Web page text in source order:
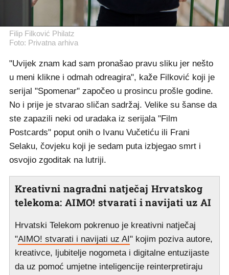
Filip Filković Philatz
Foto: Privatna arhiva
"Uvijek znam kad sam pronašao pravu sliku jer nešto
u meni klikne i odmah odreagira", kaže Filković koji je
serijal "Spomenar" započeo u prosincu prošle godine.
No i prije je stvarao sličan sadržaj. Velike su šanse da
ste zapazili neki od uradaka iz serijala "Film
Postcards" poput onih o Ivanu Vučetiću ili Frani
Selaku, čovjeku koji je sedam puta izbjegao smrt i
osvojio zgoditak na lutriji.
Kreativni nagradni natječaj Hrvatskog
telekoma: AIMO! stvarati i navijati uz AI
Hrvatski Telekom pokrenuo je kreativni natječaj
"AIMO! stvarati i navijati uz AI " kojim poziva autore,
kreativce, ljubitelje nogometa i digitalne entuzijaste
da uz pomoć umjetne inteligencije reinterpretiraju